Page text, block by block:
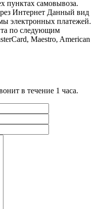
пунктах самовывоза.
Интернет Данный вид
электронных платежей.
по следующим
Maestro, American
в течение 1 часа.